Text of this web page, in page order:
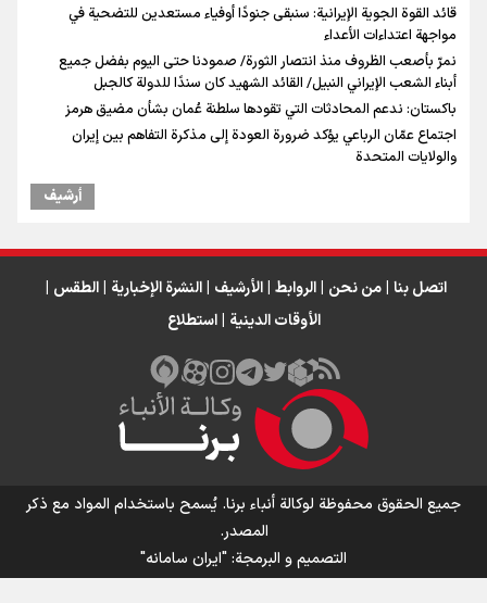
قائد القوة الجوية الإيرانية: سنبقى جنودًا أوفياء مستعدين للتضحية في
مواجهة اعتداءات الأعداء
نمرّ بأصعب الظروف منذ انتصار الثورة/ صمودنا حتى اليوم بفضل جميع
أبناء الشعب الإيراني النبيل/ القائد الشهيد كان سندًا للدولة كالجبل
باكستان: ندعم المحادثات التي تقودها سلطنة عُمان بشأن مضيق هرمز
اجتماع عمّان الرباعي يؤكد ضرورة العودة إلى مذكرة التفاهم بين إيران
والولايات المتحدة
أرشیف
اتصل بنا من نحن الروابط الأرشيف النشرة الإخبارية الطقس
الأوقات الدينية استطلاع
جميع الحقوق محفوظة لوكالة أنباء برنا. يُسمح باستخدام المواد مع ذكر
المصدر.
التصمیم و البرمجة:"ایران سامانه"